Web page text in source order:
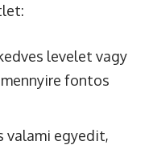
levelet vagy
fontos
valami egyedit,